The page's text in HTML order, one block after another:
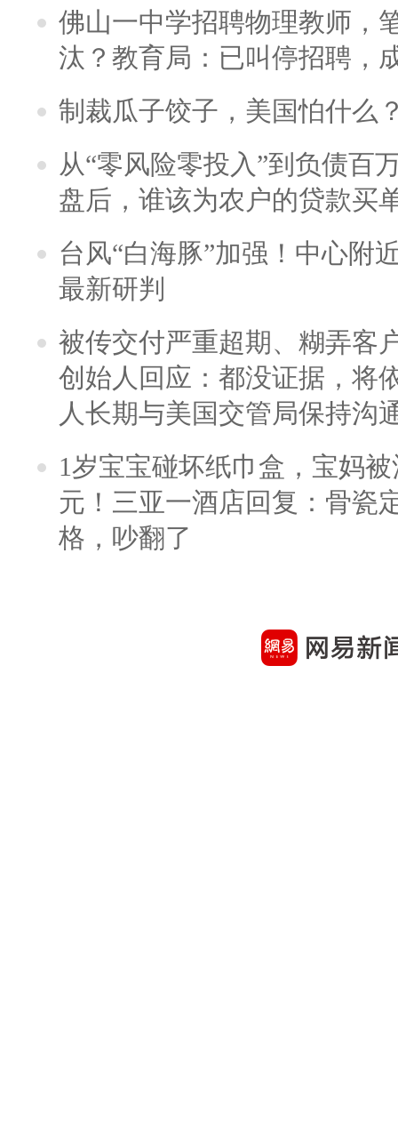
佛山一中学招聘物理教师，
汰？教育局：已叫停招聘，
制裁瓜子饺子，美国怕什么
从“零风险零投入”到负债百
盘后，谁该为农户的贷款买
台风“白海豚”加强！中心附
最新研判
被传交付严重超期、糊弄客
创始人回应：都没证据，将
人长期与美国交管局保持沟
1岁宝宝碰坏纸巾盒，宝妈
元！三亚一酒店回复：骨瓷
格，吵翻了